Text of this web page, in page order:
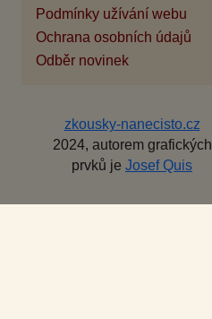
Podmínky užívání webu
Ochrana osobních údajů
Odběr novinek
zkousky-nanecisto.cz
2024, autorem grafických
prvků je Josef Quis